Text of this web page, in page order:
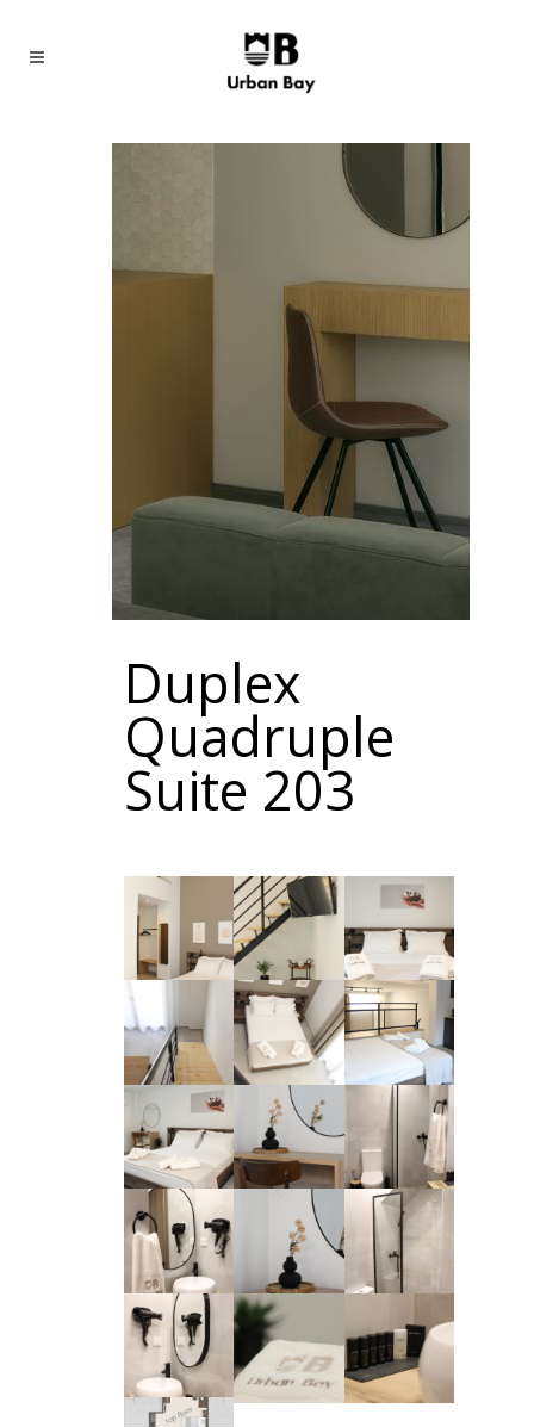
Duplex
Quadruple
Suite 203